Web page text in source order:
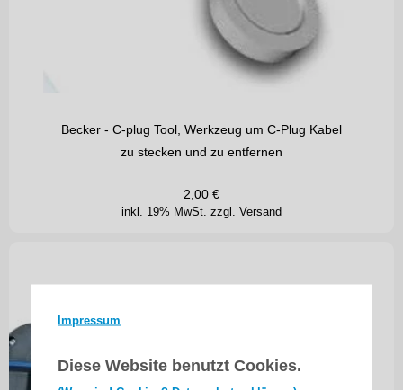
Impressum
Diese Website benutzt Cookies.
Becker - C-plug Tool, Werkzeug um C-Plug Kabel
zu stecken und zu entfernen
inkl. 19% MwSt. zzgl. Versand
2,00 €